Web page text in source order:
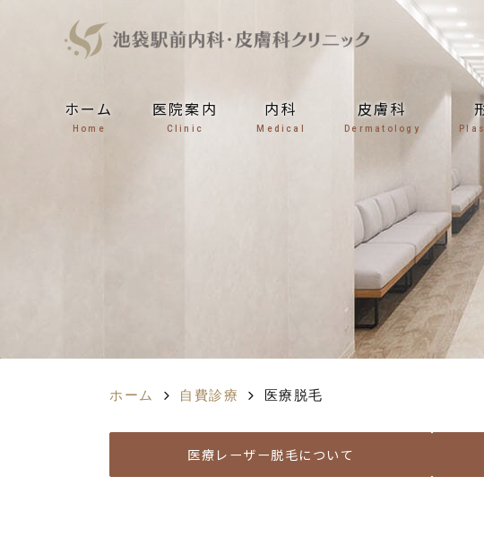
ホーム
Home
医院案内
Clinic
内科
Medical
皮膚科
Dermatology
ホーム 自費診療 医療脱毛
医療レーザー脱毛について